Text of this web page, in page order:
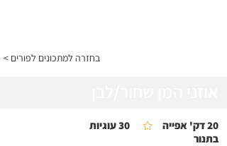
< בחזרה למתכונים לפורים
20 דק' אפייה
בתנור
30 עוגיות